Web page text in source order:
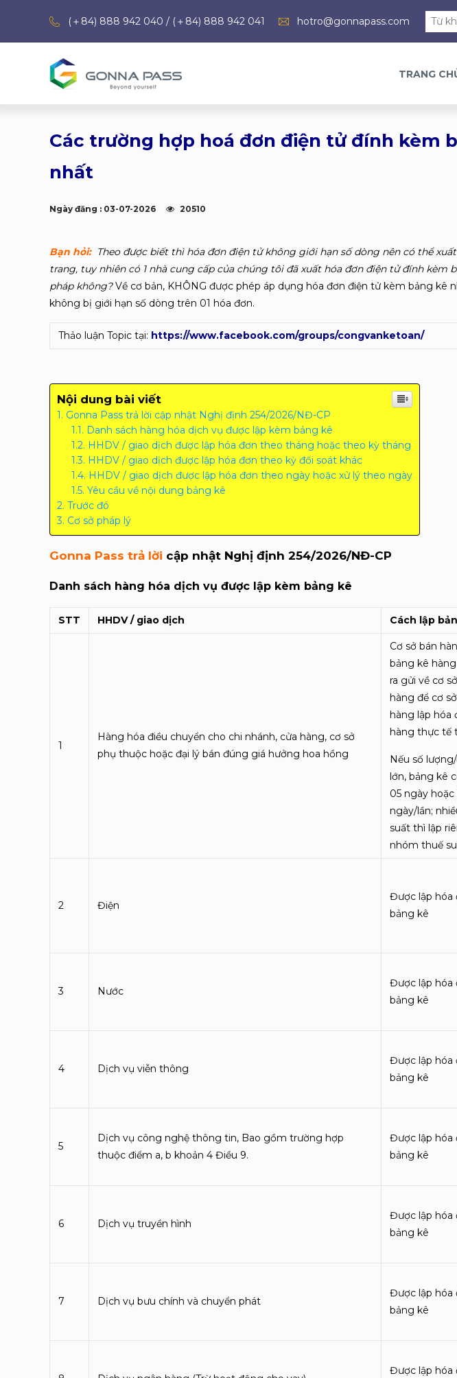
(＋84) 888 942 040 / (＋84) 888 942 041 hotro@gonnapass.com
TRANG
Các trường hợp hoá đơn điện tử đính kèm
nhất
Ngày đăng : 03-07-2026 20510
Bạn hỏi: Theo được biết thì hóa đơn điện tử không giới hạn số dòng nên có thể
trang, tuy nhiên có 1 nhà cung cấp của chúng tôi đã xuất hóa đơn điện tử đính kèm
pháp không?Về cơ bản, KHÔNG được phép áp dụng hóa đơn điện tử kèm bảng kê
không bị giới hạn số dòng trên 01 hóa đơn.
Thảo luận Topic tại: https://www.facebook.com/groups/congvanketoan/
Nội dung bài viết
Gonna Pass trả lời cập nhật Nghị định 254/2026/NĐ-CP
Danh sách hàng hóa dịch vụ được lập kèm bảng kê
HHDV / giao dịch được lập hóa đơn theo tháng hoặc theo kỳ tháng
HHDV / giao dịch được lập hóa đơn theo kỳ đối soát khác
HHDV / giao dịch được lập hóa đơn theo ngày hoặc xử lý theo ngày
Yêu cầu về nội dung bảng kê
Trước đó
Cơ sở pháp lý
Gonna Pass trả lời cập nhật Nghị định 254/2026/NĐ-CP
Danh sách hàng hóa dịch vụ được lập kèm bảng kê
STT HHDV / giao dịch Cách lập
1
Hàng hóa điều chuyển cho chi nhánh, cửa hàng, cơ sở
phụ thuộc hoặc đại lý bán đúng giá hưởng hoa hồng
Cơ sở bán
bảng kê
ra gửi về cơ
hàng để cơ
hàng lập hóa
hàng thực tế
Nếu số
lớn, bảng kê
05 ngày hoặc
ngày/lần;
suất thì lập
nhóm thuế
2 Điện
Được lập hóa
bảng kê
3 Nước
Được lập hóa
bảng kê
4 Dịch vụ viễn thông
Được lập hóa
bảng kê
5
Dịch vụ công nghệ thông tin, Bao gồm trường hợp
thuộc điểm a, b khoản 4 Điều 9.
Được lập hóa
bảng kê
6 Dịch vụ truyền hình
Được lập hóa
bảng kê
7 Dịch vụ bưu chính và chuyển phát
Được lập hóa
bảng kê
Được lập hóa